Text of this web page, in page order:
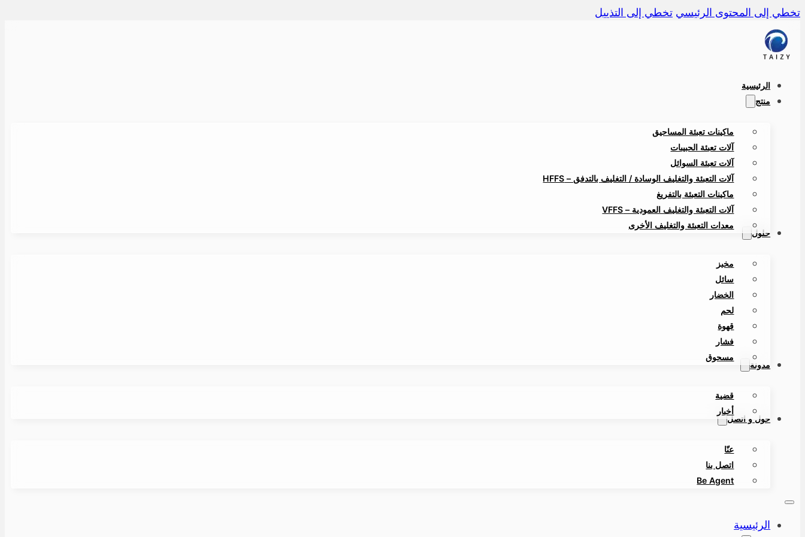
تخطي إلى المحتوى الرئيسي تخطي إلى التذييل
الرئيسية
منتج
ماكينات تعبئة المساحيق
آلات تعبئة الحبيبات
آلات تعبئة السوائل
آلات التعبئة والتغليف الوسادة / التغليف بالتدفق – HFFS
ماكينات التعبئة بالتفريغ
آلات التعبئة والتغليف العمودية – VFFS
معدات التعبئة والتغليف الأخرى
حلول
مخبز
سائل
الخضار
لحم
قهوة
فشار
مسحوق
مدونة
قضية
أخبار
حول و اتصل
عنّا
اتصل بنا
Be Agent
الرئيسية